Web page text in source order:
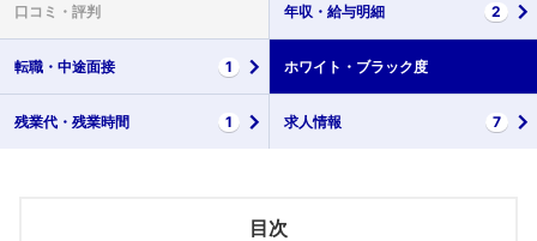
口コミ・ 評判 年収・ 給与明細 2
転職・ 中途面接 1 ホワイト・ ブラック度
残業代・ 残業時間 1 求人情報 7
目次